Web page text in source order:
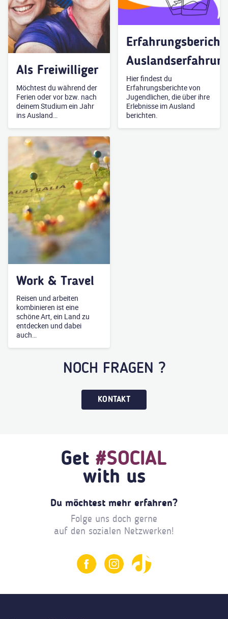
Als Freiwilliger
Möchtest du während der
Ferien oder vor bzw. nach
deinem Studium ein Jahr
ins Ausland…
Hier findest du
Erfahrungsberichte von
Jugendlichen, die über ihre
Erlebnisse im Ausland
berichten.
Work & Travel
Reisen und arbeiten
kombinieren ist eine
schöne Art, ein Land zu
entdecken und dabei
auch…
NOCH FRAGEN ?
KONTAKT
Get #SOCIAL
with us
Du möchtest mehr erfahren?
Folge uns doch gerne
auf den sozialen Netzwerken!